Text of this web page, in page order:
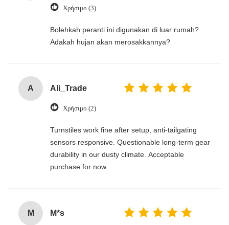
Χρήσιμο (3)
‌Bolehkah peranti ini digunakan di luar rumah?
Adakah hujan akan merosakkannya?
A Ali_Trade
Χρήσιμο (2)
Turnstiles work fine after setup, anti-tailgating
sensors responsive. Questionable long-term gear
durability in our dusty climate. Acceptable
purchase for now.
M M*s